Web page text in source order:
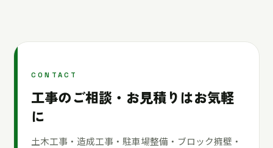
CONTACT
工事のご相談・お見積りはお気軽
に
土木工事・造成工事・駐車場整備・ブロック擁壁・